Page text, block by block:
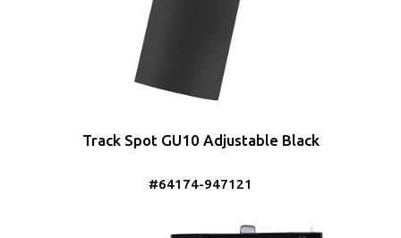
Track Spot GU10 Adjustable Black
#64174-947121